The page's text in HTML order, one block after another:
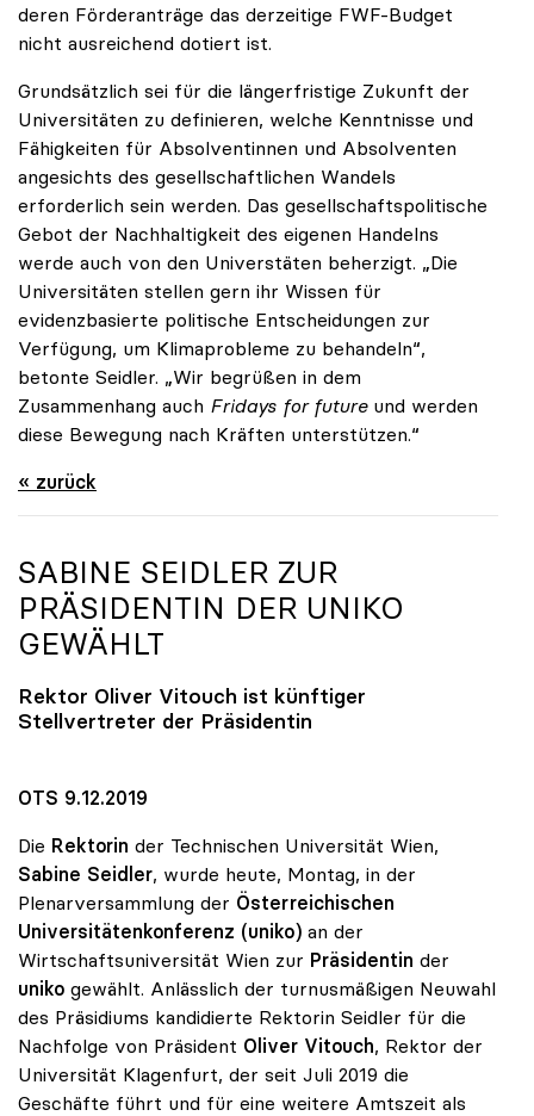
deren Förderanträge das derzeitige FWF-Budget
nicht ausreichend dotiert ist.
Grundsätzlich sei für die längerfristige Zukunft der
Universitäten zu definieren, welche Kenntnisse und
Fähigkeiten für Absolventinnen und Absolventen
angesichts des gesellschaftlichen Wandels
erforderlich sein werden. Das gesellschaftspolitische
Gebot der Nachhaltigkeit des eigenen Handelns
werde auch von den Universtäten beherzigt. „Die
Universitäten stellen gern ihr Wissen für
evidenzbasierte politische Entscheidungen zur
Verfügung, um Klimaprobleme zu behandeln“,
betonte Seidler. „Wir begrüßen in dem
Zusammenhang auch Fridays for futureund werden
diese Bewegung nach Kräften unterstützen.“
« zurück
SABINE SEIDLER ZUR
PRÄSIDENTIN DER UNIKO
GEWÄHLT
Rektor Oliver Vitouch ist künftiger
Stellvertreter der Präsidentin
OTS 9.12.2019
Die Rektorin der Technischen Universität Wien,
Sabine Seidler, wurde heute, Montag, in der
Plenarversammlung der Österreichischen
Universitätenkonferenz (uniko) an der
Wirtschaftsuniversität Wien zur Präsidentin der
uniko gewählt. Anlässlich der turnusmäßigen Neuwahl
des Präsidiums kandidierte Rektorin Seidler für die
Nachfolge von Präsident Oliver Vitouch, Rektor der
Universität Klagenfurt, der seit Juli 2019 die
Geschäfte führt und für eine weitere Amtszeit als